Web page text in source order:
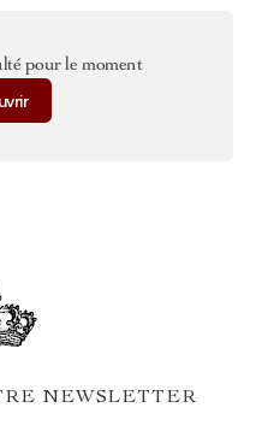
pour le moment
NEWSLETTER